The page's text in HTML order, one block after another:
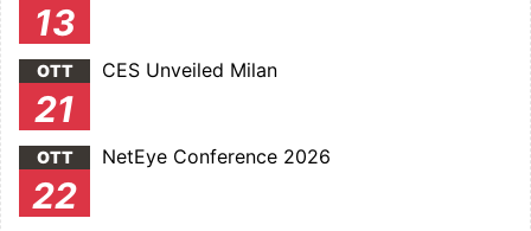
13
OTT
21
CES Unveiled Milan
OTT
22
NetEye Conference 2026